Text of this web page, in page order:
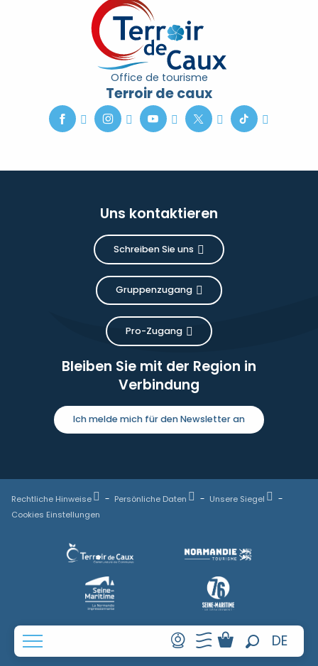
Suche
DE
FR
Office de tourisme
Terroir de caux
Uns kontaktieren
Schreiben Sie uns
Gruppenzugang
Pro-Zugang
Bleiben Sie mit der Region in
Verbindung
Ich melde mich für den Newsletter an
Rechtliche Hinweise Persönliche Daten
Unsere Siegel
Cookies Einstellungen